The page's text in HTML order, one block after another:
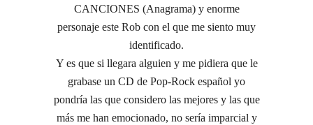
CANCIONES (Anagrama) y enorme
personaje este Rob con el que me siento muy
identificado.
Y es que si llegara alguien y me pidiera que le
grabase un CD de Pop-Rock español yo
pondría las que considero las mejores y las que
más me han emocionado, no sería imparcial y